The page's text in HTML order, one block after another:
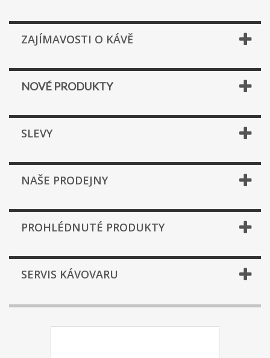
ZAJÍMAVOSTI O KÁVĚ
NOVÉ PRODUKTY
SLEVY
NAŠE PRODEJNY
PROHLÉDNUTÉ PRODUKTY
SERVIS KÁVOVARU